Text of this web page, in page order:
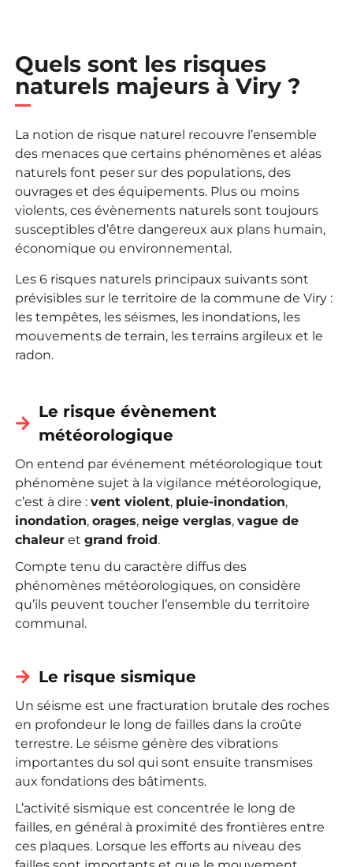
Quels sont les risques
naturels majeurs à Viry ?
La notion de risque naturel recouvre l’ensemble
des menaces que certains phénomènes et aléas
naturels font peser sur des populations, des
ouvrages et des équipements. Plus ou moins
violents, ces évènements naturels sont toujours
susceptibles d’être dangereux aux plans humain,
économique ou environnemental.
Les 6 risques naturels principaux suivants sont
prévisibles sur le territoire de la commune de Viry :
les tempêtes, les séismes, les inondations, les
mouvements de terrain, les terrains argileux et le
radon.
Le risque évènement
météorologique
On entend par événement météorologique tout
phénomène sujet à la vigilance météorologique,
c’est à dire : vent violent, pluie-inondation,
inondation, orages, neige verglas, vague de
chaleur et grand froid.
Compte tenu du caractère diffus des
phénomènes météorologiques, on considère
qu’ils peuvent toucher l’ensemble du territoire
communal.
Le risque sismique
Un séisme est une fracturation brutale des roches
en profondeur le long de failles dans la croûte
terrestre. Le séisme génère des vibrations
importantes du sol qui sont ensuite transmises
aux fondations des bâtiments.
L’activité sismique est concentrée le long de
failles, en général à proximité des frontières entre
ces plaques. Lorsque les efforts au niveau des